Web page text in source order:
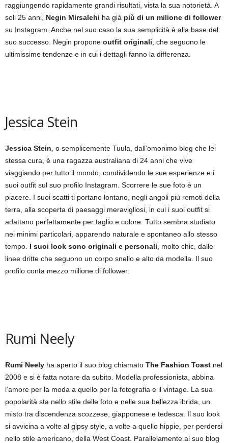
raggiungendo rapidamente grandi risultati, vista la sua notorietà. A
soli 25 anni, Negin Mirsalehi ha già più di un milione di follower
su Instagram. Anche nel suo caso la sua semplicità è alla base del
suo successo. Negin propone outfit originali , che seguono le
ultimissime tendenze e in cui i dettagli fanno la differenza.
Jessica Stein
Jessica Stein , o semplicemente Tuula, dall’omonimo blog che lei
stessa cura, è una ragazza australiana di 24 anni che vive
viaggiando per tutto il mondo, condividendo le sue esperienze e i
suoi outfit sul suo profilo Instagram. Scorrere le sue foto è un
piacere. I suoi scatti ti portano lontano, negli angoli più remoti della
terra, alla scoperta di paesaggi meravigliosi, in cui i suoi outfit si
adattano perfettamente per taglio e colore. Tutto sembra studiato
nei minimi particolari, apparendo naturale e spontaneo allo stesso
tempo. I suoi look sono originali e personali , molto chic, dalle
linee dritte che seguono un corpo snello e alto da modella. Il suo
profilo conta mezzo milione di follower.
Rumi Neely
Rumi Neely ha aperto il suo blog chiamato The Fashion Toast nel
2008 e si è fatta notare da subito. Modella professionista, abbina
l’amore per la moda a quello per la fotografia e il vintage. La sua
popolarità sta nello stile delle foto e nelle sua bellezza ibrida, un
misto tra discendenza scozzese, giapponese e tedesca. Il suo look
si avvicina a volte al gipsy style, a volte a quello hippie, per perdersi
nello stile americano, della West Coast. Parallelamente al suo blog